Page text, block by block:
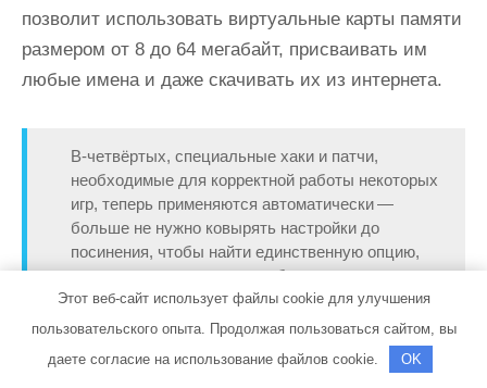
позволит использовать виртуальные карты памяти
размером от 8 до 64 мегабайт, присваивать им
любые имена и даже скачивать их из интернета.
В-четвёртых, специальные хаки и патчи,
необходимые для корректной работы некоторых
игр, теперь применяются автоматически —
больше не нужно ковырять настройки до
посинения, чтобы найти единственную опцию,
которая позволит игре заработать — если
команда PCSX2 знает о необходимости
применения патча или хака, он будет включён
Этот веб-сайт использует файлы cookie для улучшения
пользовательского опыта. Продолжая пользоваться сайтом, вы
даете согласие на использование файлов cookie.
OK